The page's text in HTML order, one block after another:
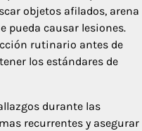
objetos afilados, arena
pueda causar lesiones.
rutinario antes de
los estándares de
durante las
recurrentes y asegurar